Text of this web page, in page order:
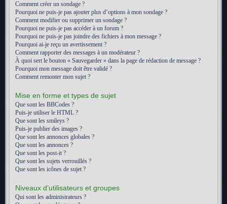
Comment créer un sondage ?
Pourquoi ne puis-je pas ajouter plus d’options à mon sondage ?
Comment modifier ou supprimer un sondage ?
Pourquoi ne puis-je pas accéder à un forum ?
Pourquoi ne puis-je pas joindre des fichiers à mon message ?
Pourquoi ai-je reçu un avertissement ?
Comment rapporter des messages à un modérateur ?
À quoi sert le bouton « Sauvegarder » dans la page de rédaction de message ?
Pourquoi mon message doit être validé ?
Comment remonter mon sujet ?
Mise en forme et types de sujet
Que sont les BBCodes ?
Puis-je utiliser le HTML ?
Que sont les smileys ?
Puis-je publier des images ?
Que sont les annonces globales ?
Que sont les annonces ?
Que sont les post-it ?
Que sont les sujets verrouillés ?
Que sont les icônes de sujet ?
Niveaux d’utilisateurs et groupes
Qui sont les administrateurs ?